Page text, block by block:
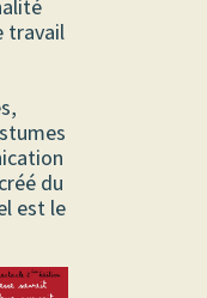
travail
du
est le